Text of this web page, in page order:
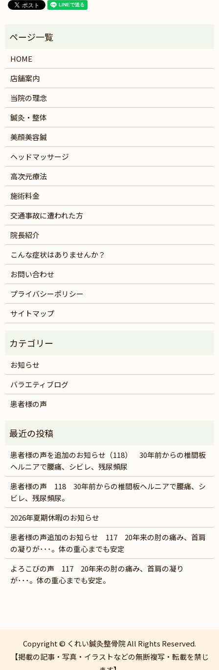
HOME
店舗案内
当院の理念
鍼灸・整体
美顔美容鍼
ヘッドマッサージ
高次元療法
施術料金
交通事故に遭われた方
院長紹介
こんな症状はありませんか？
お問い合わせ
プライバシーポリシー
サイトマップ
お知らせ
バラエティブログ
患者様の声
患者様の声を追加のお知らせ（118） 30年前からの椎間板
ヘルニアで腰痛、シビレ、残尿頻尿
患者様の声 118 30年前からの椎間板ヘルニアで腰痛、シ
ビレ、残尿頻尿。
2026年夏期休暇のお知らせ
患者様の声追加のお知らせ 117 20年来の肘の痛み、首肩
の凝りが･･･。体の重心までも安定
よろこびの声 117 20年来の肘の痛み、首肩の凝り
が･･･。体の重心までも安定。
Copyright © くれい鍼灸整骨院 All Rights Reserved.
【掲載の記事・写真・イラストなどの無断複写・転載を禁じ